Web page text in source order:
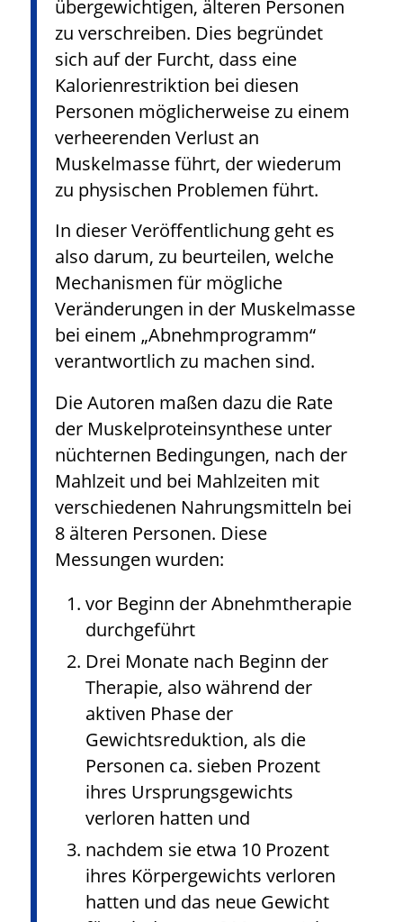
übergewichtigen, älteren Personen
zu verschreiben. Dies begründet
sich auf der Furcht, dass eine
Kalorienrestriktion bei diesen
Personen möglicherweise zu einem
verheerenden Verlust an
Muskelmasse führt, der wiederum
zu physischen Problemen führt.
In dieser Veröffentlichung geht es
also darum, zu beurteilen, welche
Mechanismen für mögliche
Veränderungen in der Muskelmasse
bei einem „Abnehmprogramm“
verantwortlich zu machen sind.
Die Autoren maßen dazu die Rate
der Muskelproteinsynthese unter
nüchternen Bedingungen, nach der
Mahlzeit und bei Mahlzeiten mit
verschiedenen Nahrungsmitteln bei
8 älteren Personen. Diese
Messungen wurden:
vor Beginn der Abnehmtherapie
durchgeführt
Drei Monate nach Beginn der
Therapie, also während der
aktiven Phase der
Gewichtsreduktion, als die
Personen ca. sieben Prozent
ihres Ursprungsgewichts
verloren hatten und
nachdem sie etwa 10 Prozent
ihres Körpergewichts verloren
hatten und das neue Gewicht